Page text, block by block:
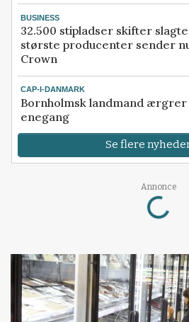
BUSINESS
32.500 stipladser skifter
største producenter sender
Crown
CAP-I-DANMARK
Bornholmsk landmand ærgrer
enegang
Se flere
Annonce
Loading...